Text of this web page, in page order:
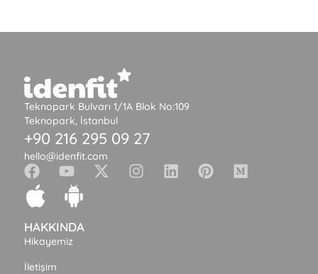
Teknopark Bulvarı 1/1A Blok No:109
Teknopark, İstanbul
+90 216 295 09 27
hello@idenfit.com
HAKKINDA
Hikayemiz
İletişim